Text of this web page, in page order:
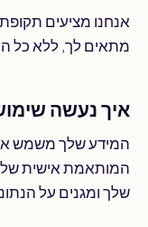
אנחנו מציעים
מתאים לך, ללא כל
איך נעשה
המידע שלך משמש אך
המותאמת אישית
שלך ומגנים על